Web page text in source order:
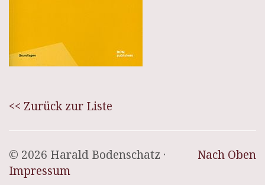
<< Zurück zur Liste
Nach Oben
© 2026 Harald Bodenschatz ·
Impressum